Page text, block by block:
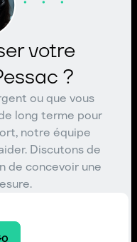
votre
?
ou que vous
long terme pour
notre équipe
Discutons de
de concevoir une